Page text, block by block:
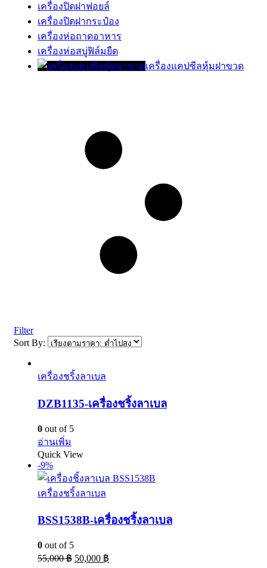
เครื่องปิดฝาฟอยล์
เครื่องปิดฝากระป๋อง
เครื่องห่อถาดอาหาร
เครื่องห่อสบู่ฟิล์มยืด
เครื่องแคปซีลหุ้มฝาขวด
Filter
Sort By:
เครื่องชริ้งลาเบล
DZB1135-เครื่องชริ้งลาเบล
0 out of 5
อ่านเพิ่ม
Quick View
-9%
เครื่องชริ้งลาเบล
BSS1538B-เครื่องชริ้งลาเบล
0 out of 5
55,000฿ 50,000 ฿